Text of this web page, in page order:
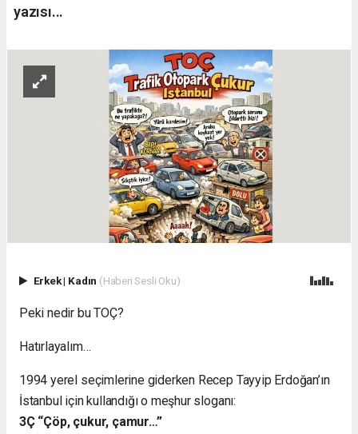
yazısı...
Erkek| Kadın (Haberi Sesli Oku)
Peki nedir bu TOÇ?
Hatırlayalım…
1994 yerel seçimlerine giderken Recep Tayyip Erdoğan’ın
İstanbul için kullandığı o meşhur sloganı:
3Ç “Çöp, çukur, çamur…”